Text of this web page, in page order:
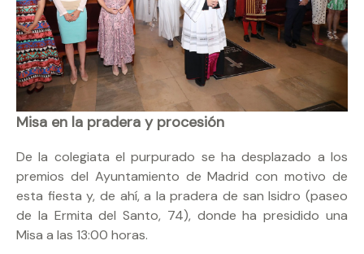
Misa en la pradera y procesión
De la colegiata el purpurado se ha desplazado a los
premios del Ayuntamiento de Madrid con motivo de
esta fiesta y, de ahí, a la pradera de san Isidro (paseo
de la Ermita del Santo, 74), donde ha presidido una
Misa a las 13:00 horas.